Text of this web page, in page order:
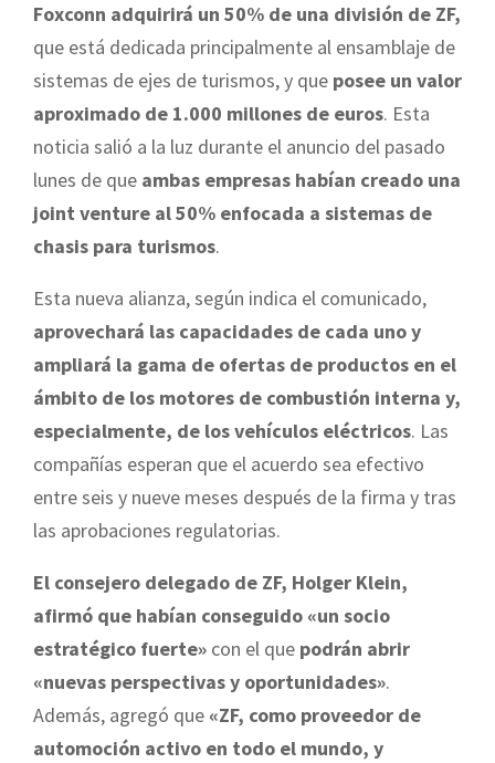
Foxconn adquirirá un 50% de una división de ZF,
que está dedicada principalmente al ensamblaje de
sistemas de ejes de turismos, y que posee un valor
aproximado de 1.000 millones de euros. Esta
noticia salió a la luz durante el anuncio del pasado
lunes de que ambas empresas habían creado una
joint venture al 50% enfocada a sistemas de
chasis para turismos.
Esta nueva alianza, según indica el comunicado,
aprovechará las capacidades de cada uno y
ampliará la gama de ofertas de productos en el
ámbito de los motores de combustión interna y,
especialmente, de los vehículos eléctricos. Las
compañías esperan que el acuerdo sea efectivo
entre seis y nueve meses después de la firma y tras
las aprobaciones regulatorias.
El consejero delegado de ZF, Holger Klein,
afirmó que habían conseguido «un socio
estratégico fuerte» con el que podrán abrir
«nuevas perspectivas y oportunidades».
Además, agregó que «ZF, como proveedor de
automoción activo en todo el mundo, y